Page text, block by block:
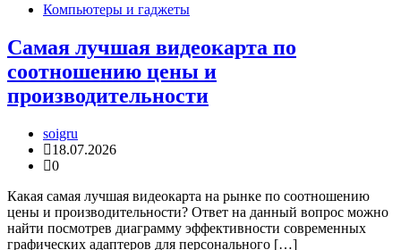
Компьютеры и гаджеты
Самая лучшая видеокарта по
соотношению цены и
производительности
soigru
18.07.2026
0
Какая самая лучшая видеокарта на рынке по соотношению
цены и производительности? Ответ на данный вопрос можно
найти посмотрев диаграмму эффективности современных
графических адаптеров для персонального […]